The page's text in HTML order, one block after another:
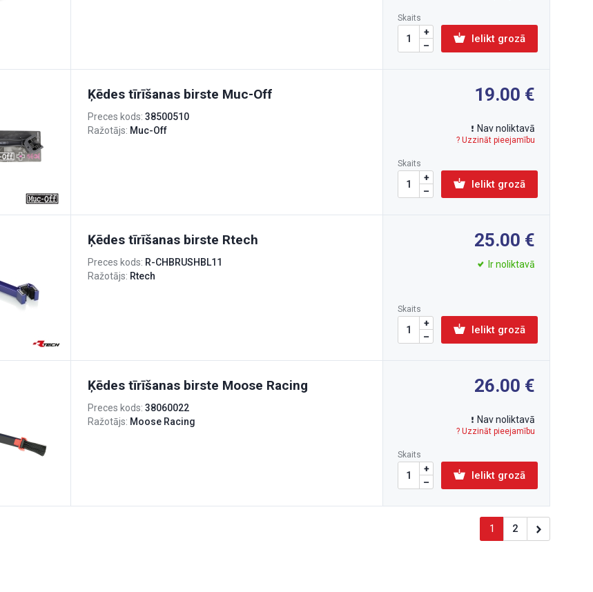
Skaits
Ielikt grozā
Ķēdes tīrīšanas birste Muc-Off
Preces kods: 38500510
Ražotājs: Muc-Off
19.00
Nav noliktavā
? Uzzināt pieejamību
Skaits
Ielikt grozā
Ķēdes tīrīšanas birste Rtech
Preces kods: R-CHBRUSHBL11
Ražotājs: Rtech
25.00
Ir noliktavā
Skaits
Ielikt grozā
Ķēdes tīrīšanas birste Moose Racing
Preces kods: 38060022
Ražotājs: Moose Racing
26.00
Nav noliktavā
? Uzzināt pieejamību
Skaits
Ielikt grozā
1 2